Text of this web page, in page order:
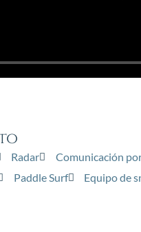
Radar Comunicación
Paddle Surf Equipo de